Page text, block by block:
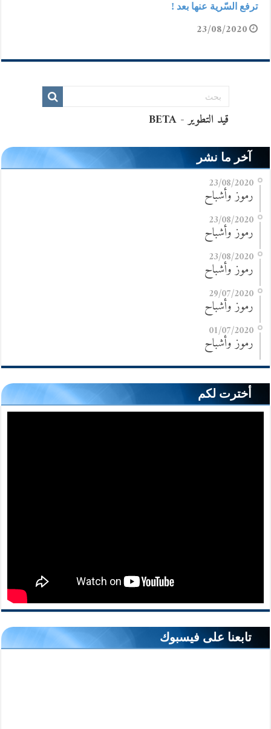
ترفع السّرية عنها بعد !
23/08/2020
آخر ما نشر
23/08/2020
رموز وأشباح
23/08/2020
رموز وأشباح
23/08/2020
رموز وأشباح
29/07/2020
رموز وأشباح
01/07/2020
رموز وأشباح
أخترت لكم
تابعنا على فيسبوك